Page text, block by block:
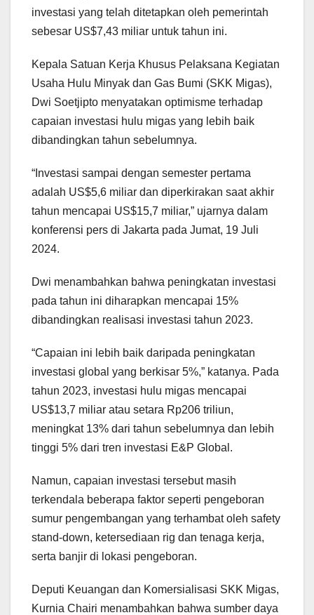
investasi yang telah ditetapkan oleh pemerintah
sebesar US$7,43 miliar untuk tahun ini.
Kepala Satuan Kerja Khusus Pelaksana Kegiatan
Usaha Hulu Minyak dan Gas Bumi (SKK Migas),
Dwi Soetjipto menyatakan optimisme terhadap
capaian investasi hulu migas yang lebih baik
dibandingkan tahun sebelumnya.
“Investasi sampai dengan semester pertama
adalah US$5,6 miliar dan diperkirakan saat akhir
tahun mencapai US$15,7 miliar,” ujarnya dalam
konferensi pers di Jakarta pada Jumat, 19 Juli
2024.
Dwi menambahkan bahwa peningkatan investasi
pada tahun ini diharapkan mencapai 15%
dibandingkan realisasi investasi tahun 2023.
“Capaian ini lebih baik daripada peningkatan
investasi global yang berkisar 5%,” katanya. Pada
tahun 2023, investasi hulu migas mencapai
US$13,7 miliar atau setara Rp206 triliun,
meningkat 13% dari tahun sebelumnya dan lebih
tinggi 5% dari tren investasi E&P Global.
Namun, capaian investasi tersebut masih
terkendala beberapa faktor seperti pengeboran
sumur pengembangan yang terhambat oleh safety
stand-down, ketersediaan rig dan tenaga kerja,
serta banjir di lokasi pengeboran.
Deputi Keuangan dan Komersialisasi SKK Migas,
Kurnia Chairi menambahkan bahwa sumber daya